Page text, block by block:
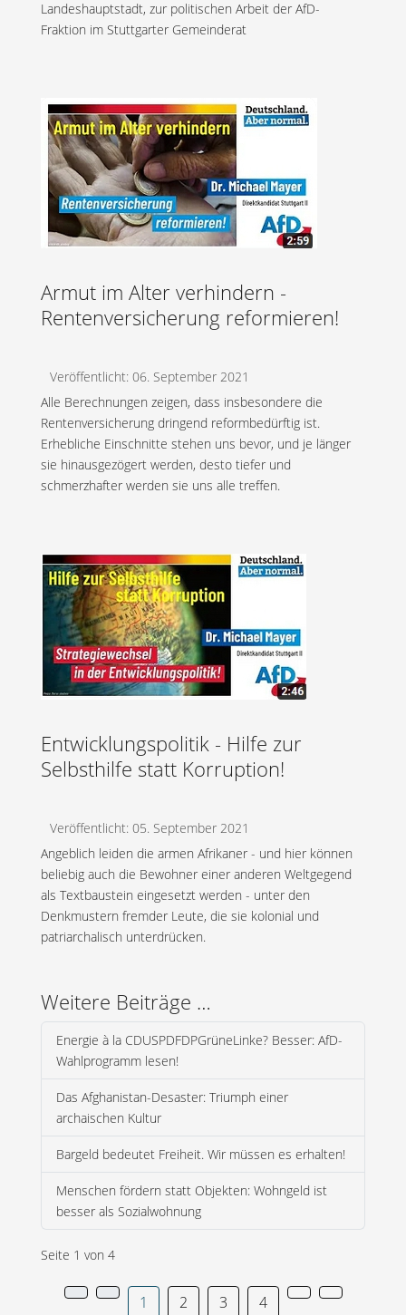
Landeshauptstadt, zur politischen Arbeit der AfD-
Fraktion im Stuttgarter Gemeinderat
Armut im Alter verhindern -
Rentenversicherung reformieren!
Veröffentlicht: 06. September 2021
Alle Berechnungen zeigen, dass insbesondere die
Rentenversicherung dringend reformbedürftig ist.
Erhebliche Einschnitte stehen uns bevor, und je länger
sie hinausgezögert werden, desto tiefer und
schmerzhafter werden sie uns alle treffen.
Entwicklungspolitik - Hilfe zur
Selbsthilfe statt Korruption!
Veröffentlicht: 05. September 2021
Angeblich leiden die armen Afrikaner - und hier können
beliebig auch die Bewohner einer anderen Weltgegend
als Textbaustein eingesetzt werden - unter den
Denkmustern fremder Leute, die sie kolonial und
patriarchalisch unterdrücken.
Weitere Beiträge …
Energie à la CDUSPDFDPGrüneLinke? Besser: AfD-
Wahlprogramm lesen!
Das Afghanistan-Desaster: Triumph einer
archaischen Kultur
Bargeld bedeutet Freiheit. Wir müssen es erhalten!
Menschen fördern statt Objekten: Wohngeld ist
besser als Sozialwohnung
Seite 1 von 4
1 2 3 4